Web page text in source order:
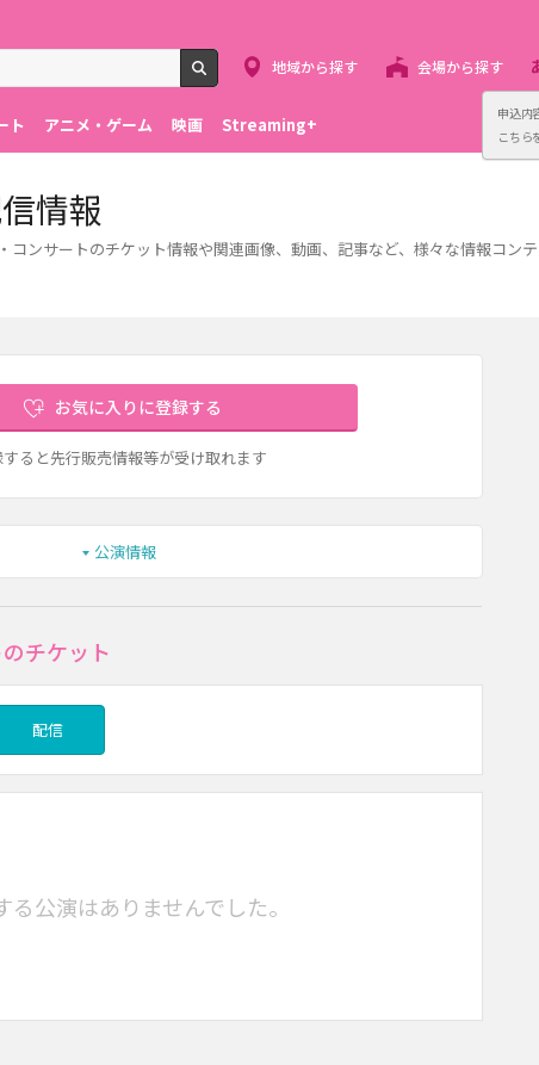
申込内
こちら
検索
地域から探す 会場から探す
ト アニメ・ゲーム 映画 Streaming+
情報
ンサートのチケット情報や関連画像、動画、記事など、様々な情報コン
お気に入りに登録する
ると先行販売情報等が受け取れます
公演情報
チケット
配信
る公演はありませんでした。